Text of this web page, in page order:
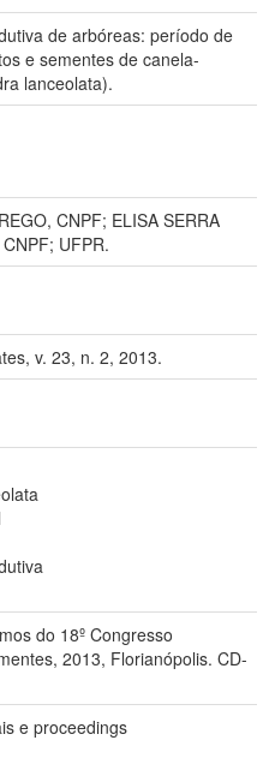
de arbóreas: período de
e sementes de canela-
lanceolata).
CNPF; ELISA SERRA
UFPR.
v. 23, n. 2, 2013.
do 18º Congresso
2013, Florianópolis. CD-
e proceedings